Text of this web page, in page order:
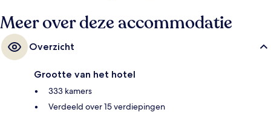
Meer over deze accommodatie
Overzicht
Grootte van het hotel
333 kamers
Verdeeld over 15 verdiepingen